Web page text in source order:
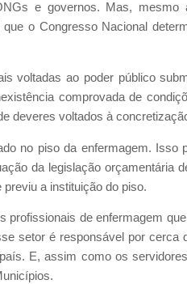
e governos. Mas, mesmo
o Congresso Nacional
voltadas ao poder público
comprovada de
deveres voltados à
no piso da enfermagem. Isso
da legislação orçamentária
previu a instituição do piso.
profissionais de enfermagem
setor é responsável por cerca
E, assim como os